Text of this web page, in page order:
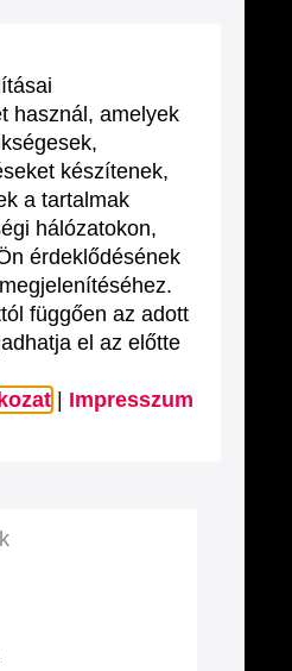
használ, amelyek
készítenek,
a tartalmak
hálózatokon,
érdeklődésének
függően az adott
el az előtte
Impresszum